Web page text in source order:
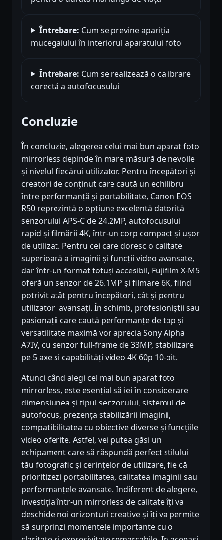
Întrebare: Cum se previne apariția
mucegaiului în interiorul aparatului foto
Întrebare: Cum se realizează o calibrare
corectă a autofocusului
Concluzie
În concluzie, alegerea celui mai bun aparat foto
mirrorless depinde în mare măsură de nevoile
și nivelul fiecărui utilizator. Pentru începători și
creatori de conținut care caută un echilibru
între performanță și portabilitate, Canon EOS
R50 reprezintă o opțiune excelentă datorită
senzorului APS-C de 24.2MP, autofocusului
rapid și filmării 4K, într-un corp compact și ușor
de utilizat. Pentru cei care doresc o calitate
superioară a imaginii și funcții video avansate,
dar într-un format totuși accesibil, Fujifilm X-M5
oferă un senzor de 26.1MP și filmare 6K, fiind
potrivit atât pentru începători, cât și pentru
utilizatori avansați. În schimb, profesioniștii sau
pasionații care caută performanțe de top și
versatilitate maximă vor aprecia Sony Alpha
A7IV, cu senzor full-frame de 33MP, stabilizare
pe 5 axe și capabilități video 4K 60p 10-bit.
Atunci când alegi cel mai bun aparat foto
mirrorless, este esențial să iei în considerare
dimensiunea și tipul senzorului, sistemul de
autofocus, prezența stabilizării imaginii,
compatibilitatea cu obiective diverse și funcțiile
video oferite. Astfel, vei putea găsi un
echipament care să răspundă perfect stilului
tău fotografic și cerințelor de utilizare, fie că
prioritizezi portabilitatea, calitatea imaginii sau
performanțele avansate. Indiferent de alegere,
investiția într-un mirrorless de calitate îți va
deschide noi orizonturi creative și îți va permite
să surprinzi momentele importante cu o